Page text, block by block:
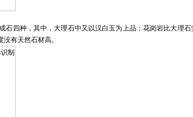
四种，其中，大理石中又以汉白玉为上品；花岗岩比大理
有天然石材高。